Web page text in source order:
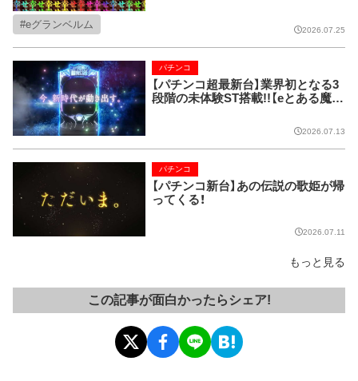
eグランベルム 2026.07.25
【パチンコ超最新台】業界初となる3
段階の未体験ST搭載!!【eとある魔術
パチンコ
2026.07.13
【パチンコ新台】あの伝説の歌姫が帰
ってくる！
パチンコ
2026.07.11
もっと見る
この記事が面白かったらシェア!